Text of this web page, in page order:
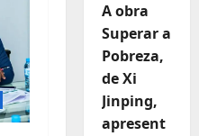
A obra
Superar a
Pobreza,
de Xi
Jinping,
apresent